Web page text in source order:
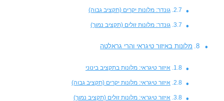
גונדר: מלונות יקרים (תקציב גבוה)
גונדר: מלונות זולים (תקציב נמוך)
מלונות באיזור טיגראי והרי גראלטה
איזור טיגראי: מלונות בתקציב בינוני
איזור טיגראי: מלונות יקרים (תקציב גבוה)
איזור טיגראי: מלונות זולים (תקציב נמוך)